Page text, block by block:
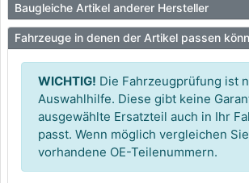
Baugleiche Artikel anderer Hersteller
Fahrzeuge in denen der Artikel passen
WICHTIG! Die Fahrzeugprüfung ist
Auswahlhilfe. Diese gibt keine
ausgewählte Ersatzteil auch in Ihr
passt. Wenn möglich vergleichen
vorhandene OE-Teilenummern.